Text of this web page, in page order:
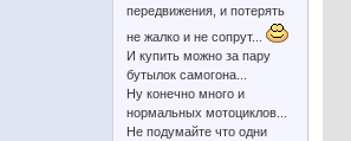
передвижения, и потерять
не жалко и не сопрут...
И купить можно за пару
бутылок самогона...
Ну конечно много и
нормальных мотоциклов...
Не подумайте что одни